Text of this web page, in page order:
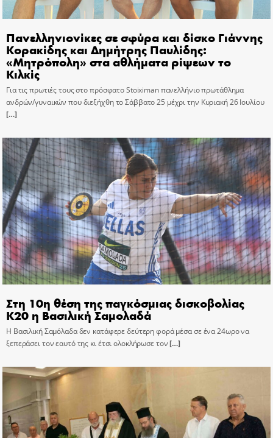
Πανελληνιονίκες σε σφύρα και δίσκο Γιάννης
Κορακίδης και Δημήτρης Παυλίδης:
«Μητρόπολη» στα αθλήματα ρίψεων το
Κιλκίς
Για τις πρωτιές τους στο πρόσφατο Stoiximan πανελλήνιο πρωτάθλημα
ανδρών/γυναικών που διεξήχθη το Σάββατο 25 μέχρι την Κυριακή 26 Ιουλίου
[…]
Στη 10η θέση της παγκόσμιας δισκοβολίας
Κ20 η Βασιλική Σαμολαδά
Η Βασιλική Σαμόλαδα δεν κατάφερε δεύτερη φορά μέσα σε ένα 24ωρο να
ξεπεράσει τον εαυτό της κι έτσι ολοκλήρωσε τον[…]